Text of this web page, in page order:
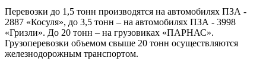
Перевозки до 1,5 тонн производятся на автомобилях ПЗА -
2887 «Косуля», до 3,5 тонн – на автомобилях ПЗА - 3998
«Гризли». До 20 тонн – на грузовиках «ПАРНАС».
Грузоперевозки объемом свыше 20 тонн осуществляются
железнодорожным транспортом.